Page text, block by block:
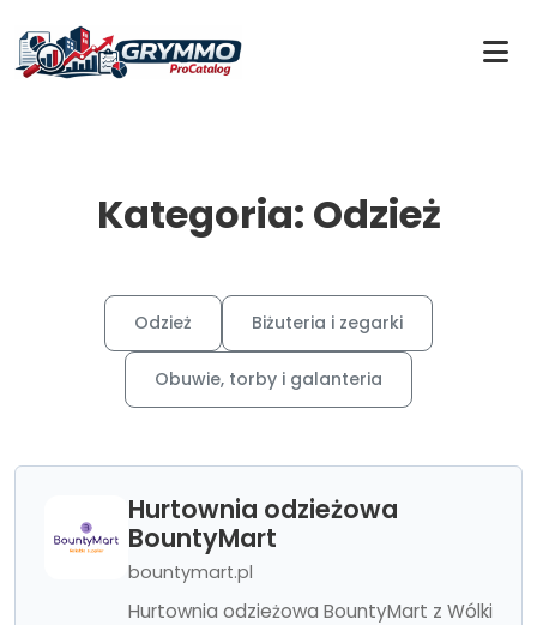
Kategoria: Odzież
Odzież Biżuteria i zegarki
Obuwie, torby i galanteria
Hurtownia odzieżowa
BountyMart
bountymart.pl
Hurtownia odzieżowa BountyMart z Wólki